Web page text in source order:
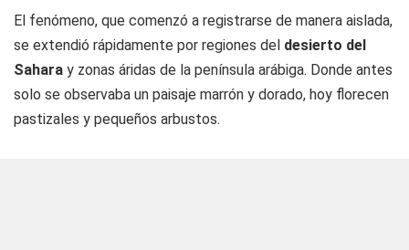
El fenómeno, que comenzó a registrarse de manera aislada,
se extendió rápidamente por regiones del desierto del
Sahara y zonas áridas de la península arábiga. Donde antes
solo se observaba un paisaje marrón y dorado, hoy florecen
pastizales y pequeños arbustos.